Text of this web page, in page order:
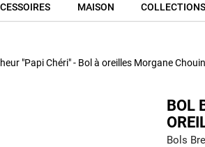
MAISON COLLECTIONS
"Papi Chéri" - Bol à oreilles Morgane Chouin
BOL
Bols